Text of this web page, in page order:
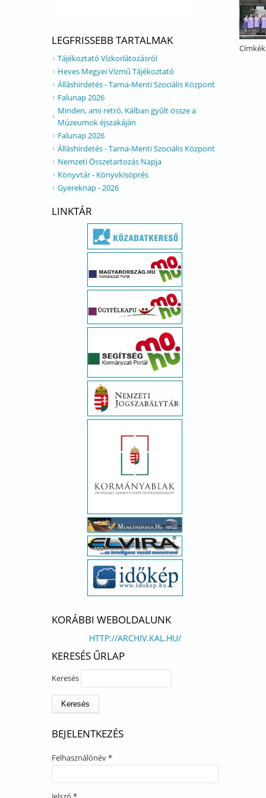
LEGFRISSEBB TARTALMAK
Tájékoztató Vízkorlátozásról
Heves Megyei Vízmű Tájékoztató
Álláshirdetés - Tarna-Menti Szociális Központ
Falunap 2026
Minden, ami retró, Kálban gyűlt össze a
Múzeumok éjszakáján
Falunap 2026
Álláshirdetés - Tarna-Menti Szociális Központ
Nemzeti Összetartozás Napja
Könyvtár - Könyvkisöprés
Gyereknap - 2026
LINKTÁR
KORÁBBI WEBOLDALUNK
HTTP://ARCHIV.KAL.HU/
KERESÉS ŰRLAP
Keresés
BEJELENTKEZÉS
Felhasználónév*